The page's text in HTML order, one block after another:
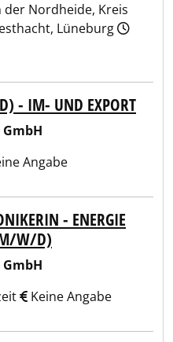
der Nordheide, Kreis
Lüneburg
- IM- UND EXPORT
Angabe
- ENERGIE
W/D)
Keine Angabe